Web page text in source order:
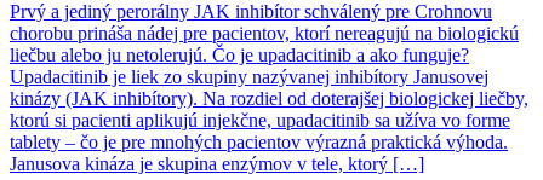
Prvý a jediný perorálny JAK inhibítor schválený pre Crohnovu
chorobu prináša nádej pre pacientov, ktorí nereagujú na biologickú
liečbu alebo ju netolerujú. Čo je upadacitinib a ako funguje?
Upadacitinib je liek zo skupiny nazývanej inhibítory Janusovej
kinázy (JAK inhibítory). Na rozdiel od doterajšej biologickej liečby,
ktorú si pacienti aplikujú injekčne, upadacitinib sa užíva vo forme
tablety – čo je pre mnohých pacientov výrazná praktická výhoda.
Janusova kináza je skupina enzýmov v tele, ktorý […]